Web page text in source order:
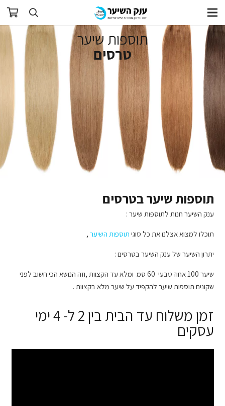
תוספות שיער
טרסים
תוספות שיער בטרסים
ענק השיער חנות לתוספות שיער :
תוכלו למצוא אצלנו את כל סוגי תוספות השיער ,
יתרון השיער של ענק השיער בטרסים :
שיער 100 אחוז טבעי 60 סמ ומלא עד הקצוות ,וזה הנושא הכי חשוב לפני
שקונים תוספות שיער להקפיד על שיער מלא בקצוות .
זמן משלוח עד הבית בין 2 ל- 4 ימי
עסקים